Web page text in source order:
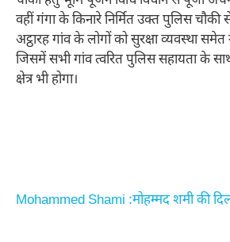
वहीं गंगा के किनारे निर्मित उक्त पुलिस
अट्ठारह गांव के लोगों को सुरक्षा व्यवस्था
जिसमें सभी गांव त्वरित पुलिस सहायता के
क्षेत्र भी होगा।
Mohammed Shami :मोहम्मद शमी की